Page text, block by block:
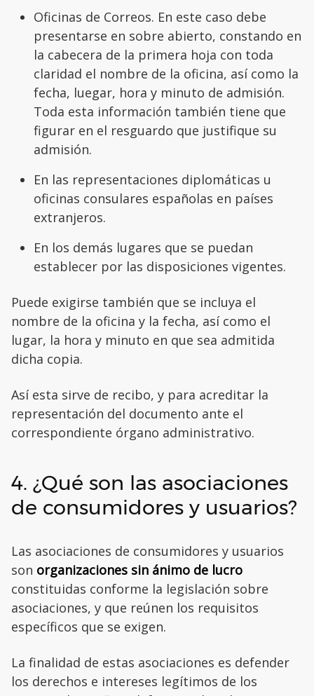
Oficinas de Correos. En este caso debe
presentarse en sobre abierto, constando en
la cabecera de la primera hoja con toda
claridad el nombre de la oficina, así como la
fecha, luegar, hora y minuto de admisión.
Toda esta información también tiene que
figurar en el resguardo que justifique su
admisión.
En las representaciones diplomáticas u
oficinas consulares españolas en países
extranjeros.
En los demás lugares que se puedan
establecer por las disposiciones vigentes.
Puede exigirse también que se incluya el
nombre de la oficina y la fecha, así como el
lugar, la hora y minuto en que sea admitida
dicha copia.
Así esta sirve de recibo, y para acreditar la
representación del documento ante el
correspondiente órgano administrativo.
4. ¿Qué son las asociaciones
de consumidores y usuarios?
Las asociaciones de consumidores y usuarios
son organizaciones sin ánimo de lucro
constituidas conforme la legislación sobre
asociaciones, y que reúnen los requisitos
específicos que se exigen.
La finalidad de estas asociaciones es defender
los derechos e intereses legítimos de los